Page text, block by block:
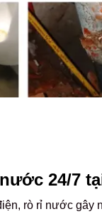
24/7
rò rỉ nước gây